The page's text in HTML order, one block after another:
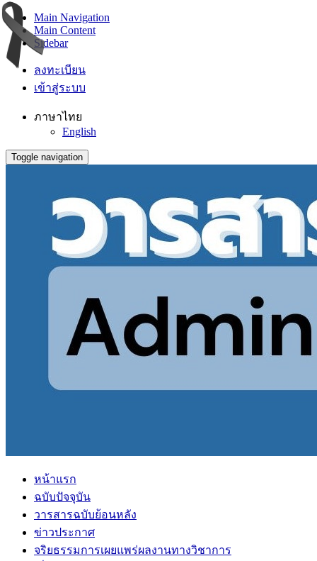
Main Navigation
Main Content
Sidebar
ลงทะเบียน
เข้าสู่ระบบ
ภาษาไทย
English
Toggle navigation
หน้าแรก
ฉบับปัจจุบัน
วารสารฉบับย้อนหลัง
ข่าวประกาศ
จริยธรรมการเผยแพร่ผลงานทางวิชาการ